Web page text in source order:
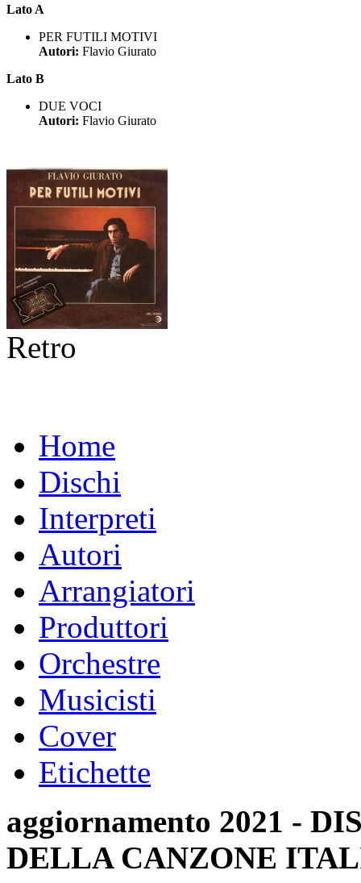
Lato A
PER FUTILI MOTIVI
Autori: Flavio Giurato
Lato B
DUE VOCI
Autori: Flavio Giurato
Retro
Home
Dischi
Interpreti
Autori
Arrangiatori
Produttori
Orchestre
Musicisti
Cover
Etichette
aggiornamento 2021 -
DELLA CANZONE